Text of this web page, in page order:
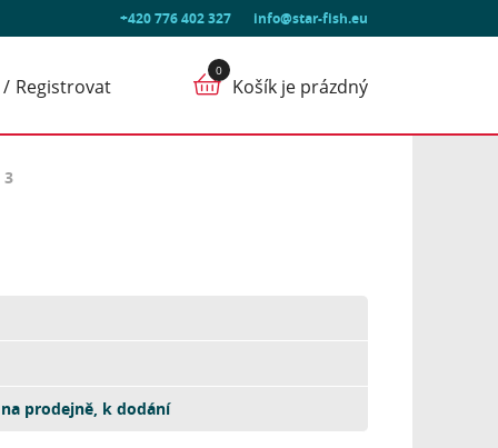
+420 776 402 327 info@star-fish.eu
Registrovat Košík je prázdný
3
prodejně, k dodání